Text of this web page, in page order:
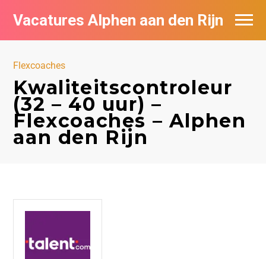
Vacatures Alphen aan den Rijn
Flexcoaches
Kwaliteitscontroleur
(32 – 40 uur) –
Flexcoaches – Alphen
aan den Rijn
Vacatures per bedrijf in Alphen aan den
De populairste vacatures in Alphen aan
den Rijn